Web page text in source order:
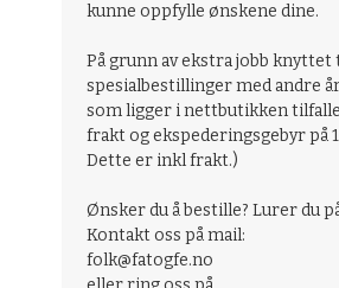
kunne oppfylle ønskene dine.
På grunn av ekstra jobb knyttet
spesialbestillinger med andre
som ligger i nettbutikken
frakt og ekspederingsgebyr på
Dette er inkl frakt.)
Ønsker du å bestille? Lurer du
Kontakt oss på mail:
folk@fatogfe.no